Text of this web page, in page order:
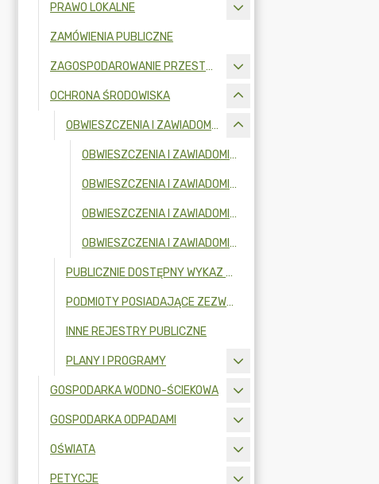
PRAWO LOKALNE
ZAMÓWIENIA PUBLICZNE
ZAGOSPODAROWANIE PRZESTRZENNE
OCHRONA ŚRODOWISKA
OBWIESZCZENIA I ZAWIADOMIENIA
OBWIESZCZENIA I ZAWIADOMIENIA W 2026R.
OBWIESZCZENIA I ZAWIADOMIENIA W 2025R.
OBWIESZCZENIA I ZAWIADOMIENIA W 2024R.
OBWIESZCZENIA I ZAWIADOMIENIA W 2023R.
PUBLICZNIE DOSTĘPNY WYKAZ DANYCH O DOKUMENTACH ZAWIERAJĄCYCH INFORMACJE O ŚRODOWISKU I JEGO OCHRONIE
PODMIOTY POSIADAJĄCE ZEZWOLENIE NA OPRÓŻNIANIE ZBIORNIKÓW BEZODPŁYWOWYCH LUB OSADNIKÓW W INSTALACJACH PRZYDOMOWYCH OCZYSZCZALNI ŚCIEKÓW I TRANSPORTU NIECZYSTOŚCI CIEKŁYCH
INNE REJESTRY PUBLICZNE
PLANY I PROGRAMY
GOSPODARKA WODNO-ŚCIEKOWA
GOSPODARKA ODPADAMI
OŚWIATA
PETYCJE